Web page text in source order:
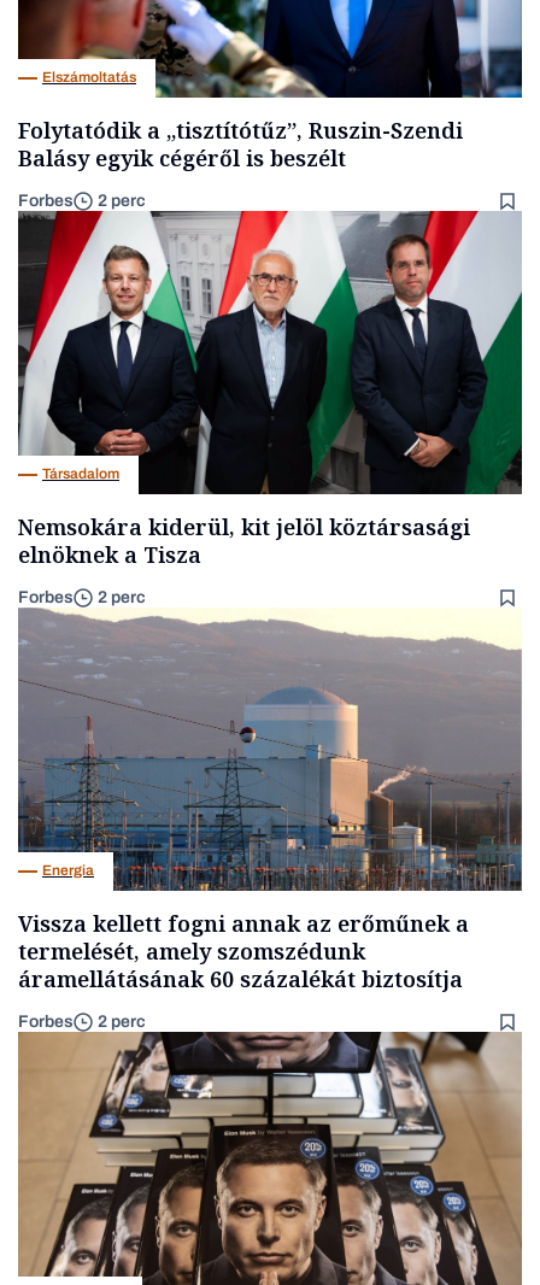
Elszámoltatás
Folytatódik a „tisztítótűz”, Ruszin-Szendi
Balásy egyik cégéről is beszélt
Forbes 2 perc
Társadalom
Nemsokára kiderül, kit jelöl köztársasági
elnöknek a Tisza
Forbes 2 perc
Energia
Vissza kellett fogni annak az erőműnek a
termelését, amely szomszédunk
áramellátásának 60 százalékát biztosítja
Forbes 2 perc